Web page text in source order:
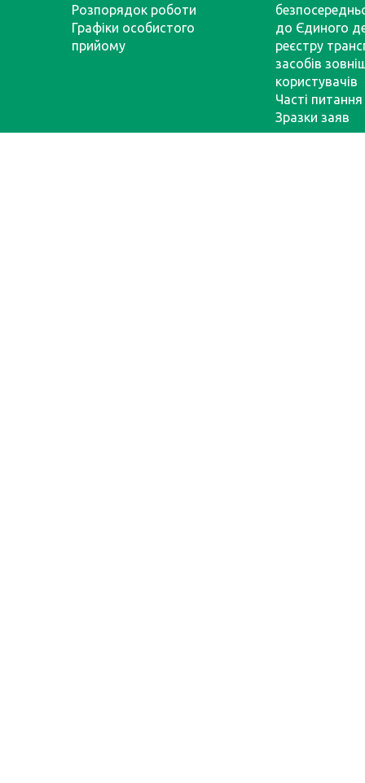
Розпорядок роботи
Графіки особистого
прийому
до Єдиного
реєстру
засобів
користувачів
Часті питання
Зразки заяв